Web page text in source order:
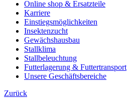
Online shop & Ersatzteile
Karriere
Einstiegsmöglichkeiten
Insektenzucht
Gewächshausbau
Stallklima
Stallbeleuchtung
Futterlagerung & Futtertransport
Unsere Geschäftsbereiche
Zurück